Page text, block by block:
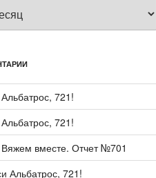
Альбатрос, 721!
Альбатрос, 721!
Вяжем вместе. Отчет №701
Альбатрос, 721!